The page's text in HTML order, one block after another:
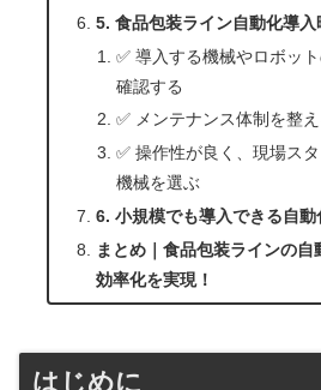
5. 食品包装ライン自動化導入
✅ 導入する機械やロボッ
確認する
✅ メンテナンス体制を整え
✅ 操作性が良く、現場ス
機械を選ぶ
6. 小規模でも導入できる自動
まとめ｜食品包装ラインの自
効率化を実現！
はじめに